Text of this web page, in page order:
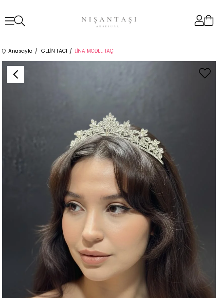
Anasayfa GELİN TACI LİNA MODEL TAÇ